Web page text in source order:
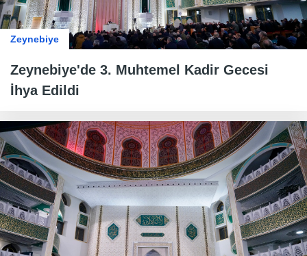
Zeynebiye
Zeynebiye'de 3. Muhtemel Kadir Gecesi
İhya Edildi